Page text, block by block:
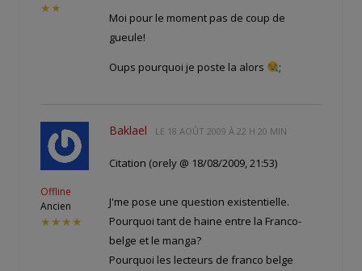
★★
Moi pour le moment pas de coup de
gueule!
Oups pourquoi je poste la alors ;
Offline
Ancien
★★★★
Baklael LE 18 AOÛT 2009 À 22 H 20 MIN
Citation (orely @ 18/08/2009, 21:53)
J'me pose une question existentielle.
Pourquoi tant de haine entre la Franco-
belge et le manga?
Pourquoi les lecteurs de franco belge